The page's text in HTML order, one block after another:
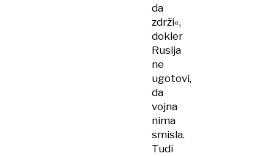
da
zdrži«,
dokler
Rusija
ne
ugotovi,
da
vojna
nima
smisla.
Tudi